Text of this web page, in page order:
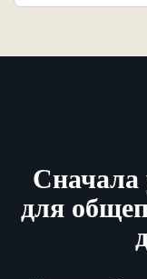
Сначала
для